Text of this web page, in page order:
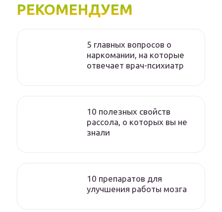
РЕКОМЕНДУЕМ
5 главных вопросов о
наркомании, на которые
отвечает врач-психиатр
10 полезных свойств
рассола, о которых вы не
знали
10 препаратов для
улучшения работы мозга